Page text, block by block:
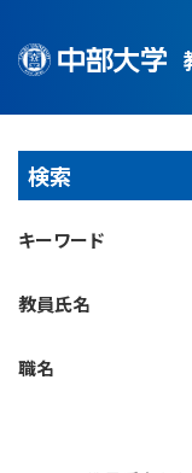
検索
キーワード
教員氏名
職名